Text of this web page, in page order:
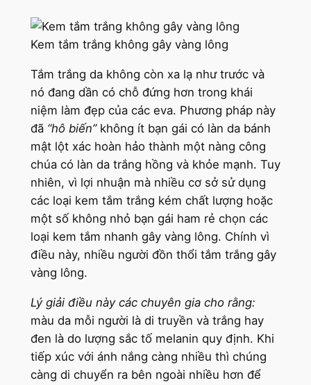
Kem tắm trắng không gây vàng lông
Tắm trắng da không còn xa lạ như trước và
nó đang dần có chỗ đứng hơn trong khái
niệm làm đẹp của các eva. Phương pháp này
đã“hô biến”không ít bạn gái có làn da bánh
mật lột xác hoàn hảo thành một nàng công
chúa có làn da trắng hồng và khỏe mạnh. Tuy
nhiên, vì lợi nhuận mà nhiều cơ sở sử dụng
các loại kem tắm trắng kém chất lượng hoặc
một số không nhỏ bạn gái ham rẻ chọn các
loại kem tắm nhanh gây vàng lông. Chính vì
điều này, nhiều người đồn thổi tắm trắng gây
vàng lông.
Lý giải điều này các chuyên gia cho rằng:
màu da mỗi người là di truyền và trắng hay
đen là do lượng sắc tố melanin quy định. Khi
tiếp xúc với ánh nắng càng nhiều thì chúng
càng di chuyển ra bên ngoài nhiều hơn để